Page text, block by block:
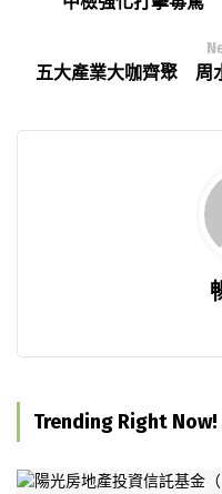
五大產業大咖齊聚 周
Trending Right Now!